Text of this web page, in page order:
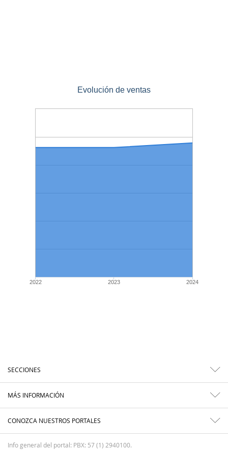
Evolución de ventas
2022 2023 2024
SECCIONES
MÁS INFORMACIÓN
CONOZCA NUESTROS PORTALES
Info general del portal: PBX: 57 (1) 2940100.